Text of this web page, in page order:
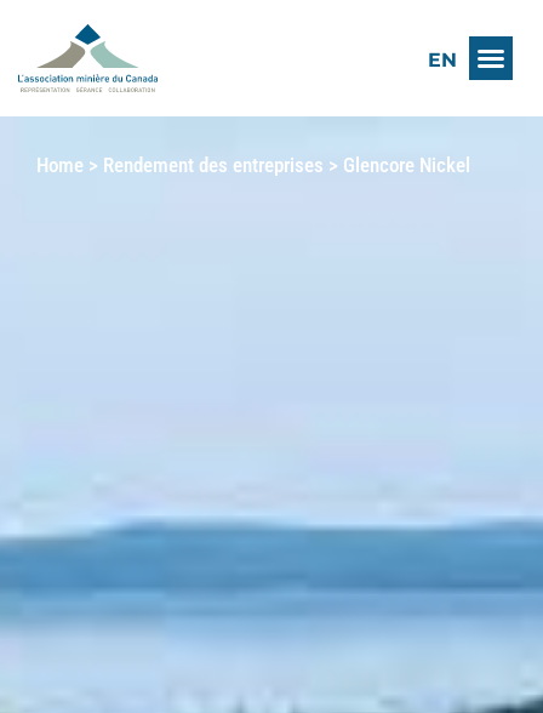
EN
Home > Rendement des entreprises > Glencore Nickel